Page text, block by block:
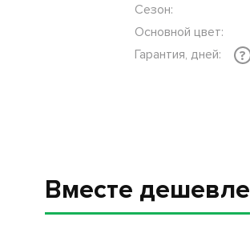
Сезон:
Основной цвет:
Гарантия, дней:
?
Вместе дешевле